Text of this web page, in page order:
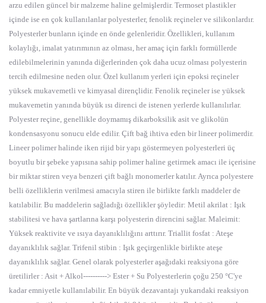
arzu edilen güncel bir malzeme haline gelmişlerdir. Termoset plastikler
içinde ise en çok kullanılanlar polyesterler, fenolik reçineler ve silikonlardır.
Polyesterler bunların içinde en önde gelenleridir. Özellikleri, kullanım
kolaylığı, imalat yatırımının az olması, her amaç için farklı formüllerde
edilebilmelerinin yanında diğerlerinden çok daha ucuz olması polyesterin
tercih edilmesine neden olur. Özel kullanım yerleri için epoksi reçineler
yüksek mukavemetli ve kimyasal dirençlidir. Fenolik reçineler ise yüksek
mukavemetin yanında büyük ısı direnci de istenen yerlerde kullanılırlar.
Polyester reçine, genellikle doymamış dikarboksilik asit ve glikolün
kondensasyonu sonucu elde edilir. Çift bağ ihtiva eden bir lineer polimerdir.
Lineer polimer halinde iken rijid bir yapı göstermeyen polyesterleri üç
boyutlu bir şebeke yapısına sahip polimer haline getirmek amacı ile içerisine
bir miktar stiren veya benzeri çift bağlı monomerler katılır. Ayrıca polyestere
belli özelliklerin verilmesi amacıyla stiren ile birlikte farklı maddeler de
katılabilir. Bu maddelerin sağladığı özellikler şöyledir: Metil akrilat : Işık
stabilitesi ve hava şartlarına karşı polyesterin direncini sağlar. Maleimit:
Yüksek reaktivite ve ısıya dayanıklılığını arttırır. Triallit fosfat : Ateşe
dayanıklılık sağlar. Trifenil stibin : Işık geçirgenlikle birlikte ateşe
dayanıklılık sağlar. Genel olarak polyesterler aşağıdaki reaksiyona göre
üretilirler : Asit + Alkol----------> Ester + Su Polyesterlerin çoğu 250 °C'ye
kadar emniyetle kullanılabilir. En büyük dezavantajı yukarıdaki reaksiyon